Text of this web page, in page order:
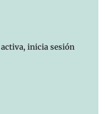
inicia sesión